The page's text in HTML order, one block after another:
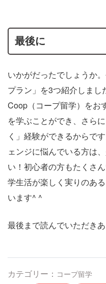
最後に
いかがだったでしょうか
プラン」を3つ紹介しま
Coop（コープ留学）をお
を学ぶことができ、さら
く」経験ができるからで
ェンジに悩んでいる方は
い！初心者の方もたくさ
学生活が楽しく実りのあ
います^ ^
最後まで読んでいただき
カテゴリー： コープ留学